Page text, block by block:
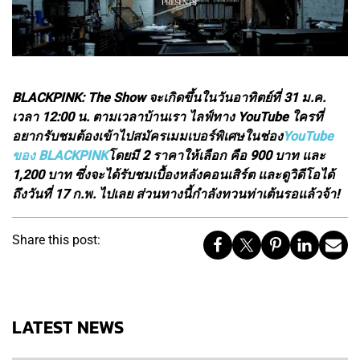
BLACKPINK: The Show จะเกิดขึ้นในวันอาทิตย์ที่ 31 ม.ค.
เวลา 12:00 น. ตามเวลาบ้านเรา ไลฟ์ทาง YouTube ใครที่
อยากรับชมต้องเข้าไปสมัครเมมเบอร์พิเศษในช่องYouTube
ของ BLACKPINKโดยมี 2 ราคาให้เลือก คือ 900 บาท และ
1,200 บาท ซึ่งจะได้รับชมเบื้องหลังคอนเสิร์ต และดูวิดีโอได้
ถึงวันที่ 17 ก.พ. ไปเลย ส่วนทางนี้กำลังทวนท่าเต้นรอแล้วจ้า!
Share this post:
LATEST NEWS